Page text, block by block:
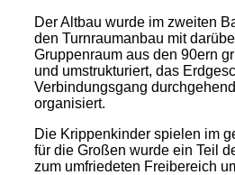
Der Altbau wurde im zweiten
den Turnraumanbau mit
Gruppenraum aus den 90ern
und umstrukturiert, das
Verbindungsgang
organisiert.
Die Krippenkinder spielen im
für die Großen wurde ein Teil
zum umfriedeten Freibereich